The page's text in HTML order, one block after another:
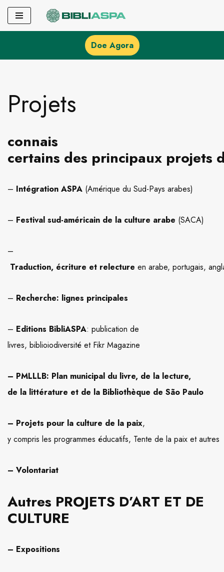
Pular
o
Doe Agora
Projets
connais
certains des principaux projets
– Intégration ASPA (Amérique du Sud-Pays arabes)
– Festival sud-américain de la culture arabe (SACA)
–
Traduction, écriture et relecture en arabe, portugais,
– Recherche: lignes principales
– Editions BibliASPA: publication de
livres, biblioiodiversité et Fikr Magazine
– PMLLLB: Plan municipal du livre, de la lecture,
de la littérature et de la Bibliothèque de São Paulo
– Projets pour la culture de la paix,
y compris les programmes éducatifs, Tente de la paix et autres
– Volontariat
Autres PROJETS D’ART ET DE
CULTURE
– Expositions